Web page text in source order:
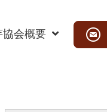
協会概要